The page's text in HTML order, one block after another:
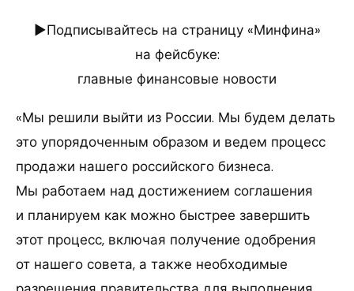
►Подписывайтесь на страницу «Минфина»
на фейсбуке:
главные финансовые новости
«Мы решили выйти из России. Мы будем делать
это упорядоченным образом и ведем процесс
продажи нашего российского бизнеса.
Мы работаем над достижением соглашения
и планируем как можно быстрее завершить
этот процесс, включая получение одобрения
от нашего совета, а также необходимые